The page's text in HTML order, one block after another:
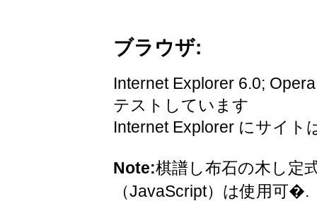
ブラウザ:
Internet Explorer 6.0;
テストしています
Internet Explorer にサイト
Note:棋譜し布石の木し定
（JavaScript）は使用可�.